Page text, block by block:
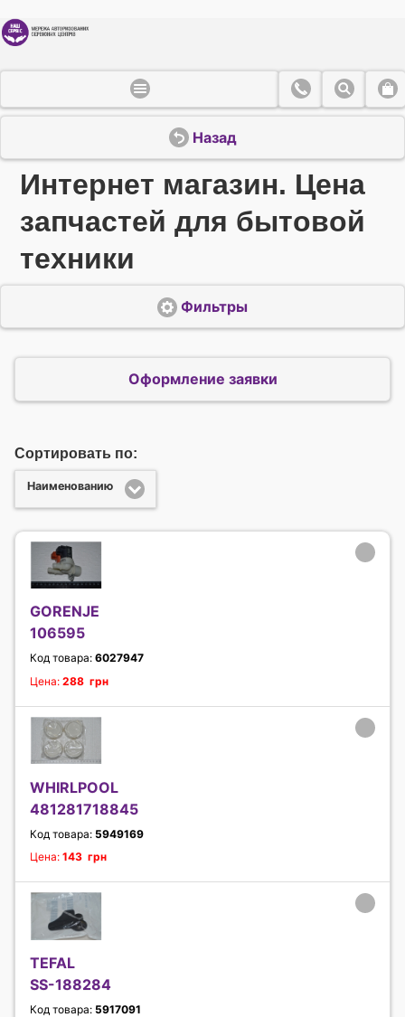
Назад
Интернет магазин. Цена
запчастей для бытовой
техники
Фильтры
Оформление заявки
Сортировать по:
Наименованию
GORENJE
106595
Код товара: 6027947
Цена: 288 грн
WHIRLPOOL
481281718845
Код товара: 5949169
Цена: 143 грн
TEFAL
SS-188284
Код товара: 5917091